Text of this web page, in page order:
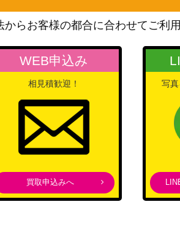
ーシュ）
レル）【UA29B
バンダイ
（仮面ライダー）
1-091】
バンダイ
ル）【UA33BT/N
1-046】
3-015】
（呪術廻戦 Vol.2）
バンダイ
らお客様の都合に合わせてご利用
WEB申込み
相見積歓迎！
買取申込みへ
写真